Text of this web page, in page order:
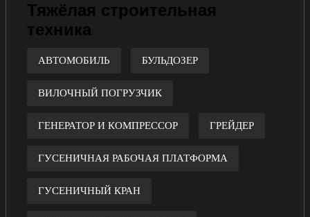
Тяжёлая строительная
техника
АВТОМОБИЛЬ БУЛЬДОЗЕР
ВИЛОЧНЫЙ ПОГРУЗЧИК
ГЕНЕРАТОР И КОМПРЕССОР ГРЕЙДЕР
ГУСЕНИЧНАЯ РАБОЧАЯ ПЛАТФОРМА
ГУСЕНИЧНЫЙ КРАН